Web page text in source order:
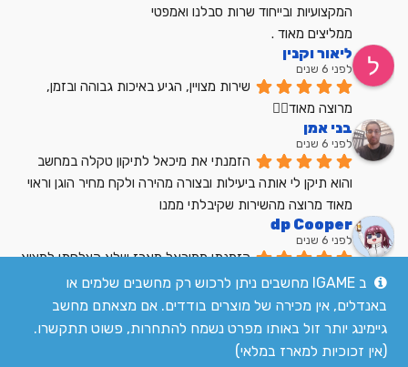
המקצועיות ובייחוד שרות סבלנו ואמפטי
ממליצים מאוד .
ליאור וקנין
לפני 6 שנים
מרוצה מאוד👍🏼
בני אמן
לפני 6 שנים
מאוד מרוצה מהשירות שקיבלתי ממנו
dp Cooper
לפני 6 שנים
הזמנתי ממיכאל מארז שלא הצלחתי למצוא
בשום מקום אחר בארץ מחיר הוגן שירות מעולה
לקריאת כל הביקורות
ב IGAME מחשבים ניתן לרכוש רק מחשבים שלמים או
באנדלים, אין מכירה של מוצרים בודדים. אם מצאתם מחשב
גיימינג יותר זול באותו מפרט נשמח להתחרות, פשוט תתקשרו.
(אין זכוכיות למארז במלאי)